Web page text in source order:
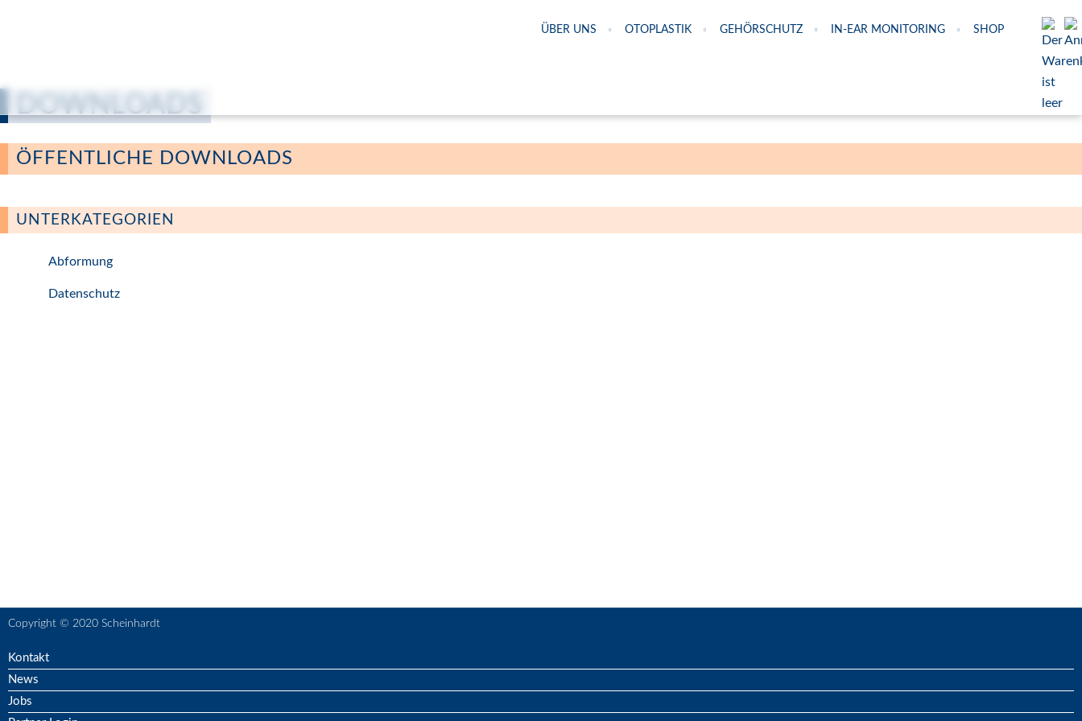
ÜBER UNS OTOPLASTIK GEHÖRSCHUTZ IN-EAR MONITORING SHOP
DOWNLOADS
ÖFFENTLICHE DOWNLOADS
UNTERKATEGORIEN
Abformung
Datenschutz
Copyright © 2020 Scheinhardt
Kontakt
News
Jobs